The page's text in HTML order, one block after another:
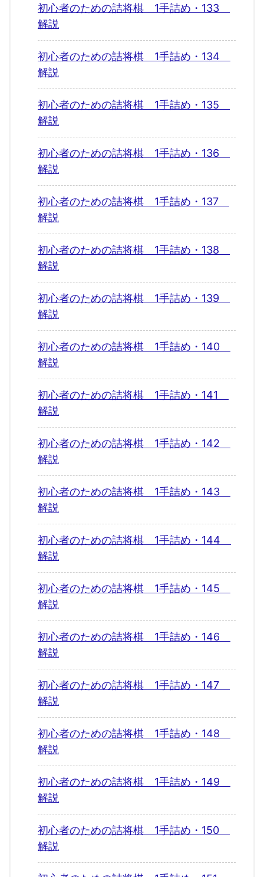
初心者のための詰将棋 1手詰め・133
解説
初心者のための詰将棋 1手詰め・134
解説
初心者のための詰将棋 1手詰め・135
解説
初心者のための詰将棋 1手詰め・136
解説
初心者のための詰将棋 1手詰め・137
解説
初心者のための詰将棋 1手詰め・138
解説
初心者のための詰将棋 1手詰め・139
解説
初心者のための詰将棋 1手詰め・140
解説
初心者のための詰将棋 1手詰め・141
解説
初心者のための詰将棋 1手詰め・142
解説
初心者のための詰将棋 1手詰め・143
解説
初心者のための詰将棋 1手詰め・144
解説
初心者のための詰将棋 1手詰め・145
解説
初心者のための詰将棋 1手詰め・146
解説
初心者のための詰将棋 1手詰め・147
解説
初心者のための詰将棋 1手詰め・148
解説
初心者のための詰将棋 1手詰め・149
解説
初心者のための詰将棋 1手詰め・150
解説